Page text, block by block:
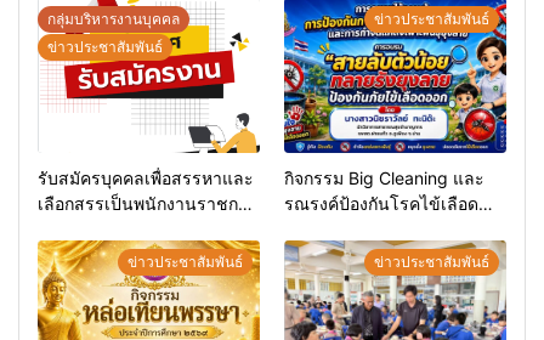
กลุ่มบริหารงานบุคคล
ข่าวประชาสัมพันธ์
รับสมัครบุคคลเพื่อสรรหาและ
เลือกสรรเป็นพนักงานราชการ
ข่าวประชาสัมพันธ์
กิจกรรม Big Cleaning และ
รณรงค์ป้องกันโรคไข้เลือด
ข่าวประชาสัมพันธ์ ข่าวประชาสัมพันธ์